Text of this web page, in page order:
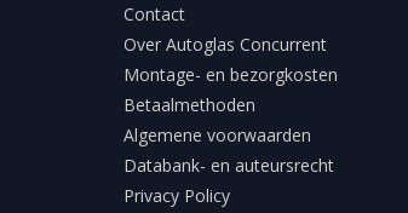
Contact
Over Autoglas Concurrent
Montage- en bezorgkosten
Betaalmethoden
Algemene voorwaarden
Databank- en auteursrecht
Privacy Policy